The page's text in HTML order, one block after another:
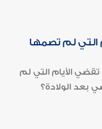
التي لم تصمها
الأيام التي لم
بعد الولادة؟